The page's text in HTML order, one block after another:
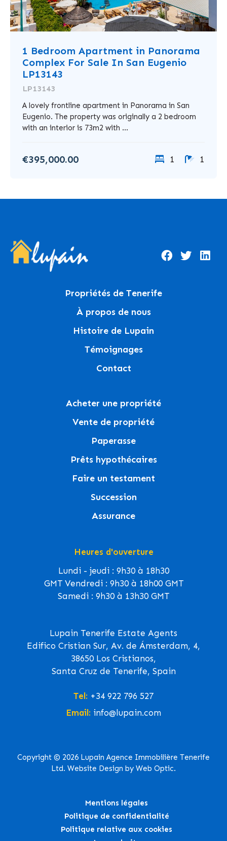
1 Bedroom Apartment in Panorama
Complex For Sale In San Eugenio
LP13143
LP13143
A lovely frontline apartment in Panorama in San
Eugenio. The property was originally a 2 bedroom
with an interior is 73m2 with ...
€395,000.00 1 1
Propriétés de Tenerife
À propos de nous
Histoire de Lupain
Témoignages
Contact
Acheter une propriété
Vente de propriété
Paperasse
Prêts hypothécaires
Faire un testament
Succession
Assurance
Heures d'ouverture
Lundi - jeudi : 9h30 à 18h30
GMT Vendredi : 9h30 à 18h00 GMT
Samedi : 9h30 à 13h30 GMT
Lupain Tenerife Estate Agents
Edifico Cristian Sur, Av. de Ámsterdam, 4,
38650 Los Cristianos,
Santa Cruz de Tenerife, Spain
Tel: +34 922 796 527
Email: info@lupain.com
Copyright © 2026 Lupain Agence Immobilière Tenerife
Ltd. Website Design by Web Optic.
Mentions légales
Politique de confidentialité
Politique relative aux cookies